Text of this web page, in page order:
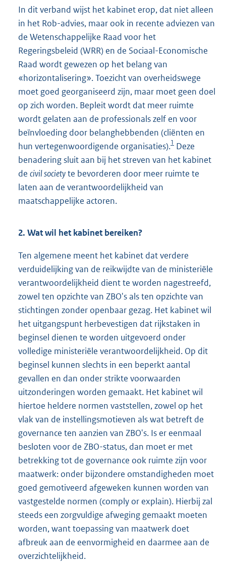
In dit verband wijst het kabinet erop, dat niet alleen
in het Rob-advies, maar ook in recente adviezen van
de Wetenschappelijke Raad voor het
Regeringsbeleid (WRR) en de Sociaal-Economische
Raad wordt gewezen op het belang van
«horizontalisering». Toezicht van overheidswege
moet goed georganiseerd zijn, maar moet geen doel
op zich worden. Bepleit wordt dat meer ruimte
wordt gelaten aan de professionals zelf en voor
beïnvloeding door belanghebbenden (cliënten en
hun vertegenwoordigende organisaties).1 Deze
benadering sluit aan bij het streven van het kabinet
de civil societyte bevorderen door meer ruimte te
laten aan de verantwoordelijkheid van
maatschappelijke actoren.
2. Wat wil het kabinet bereiken?
Ten algemene meent het kabinet dat verdere
verduidelijking van de reikwijdte van de ministeriële
verantwoordelijkheid dient te worden nagestreefd,
zowel ten opzichte van ZBO's als ten opzichte van
stichtingen zonder openbaar gezag. Het kabinet wil
het uitgangspunt herbevestigen dat rijkstaken in
beginsel dienen te worden uitgevoerd onder
volledige ministeriële verantwoordelijkheid. Op dit
beginsel kunnen slechts in een beperkt aantal
gevallen en dan onder strikte voorwaarden
uitzonderingen worden gemaakt. Het kabinet wil
hiertoe heldere normen vaststellen, zowel op het
vlak van de instellingsmotieven als wat betreft de
governance ten aanzien van ZBO's. Is er eenmaal
besloten voor de ZBO-status, dan moet er met
betrekking tot de governance ook ruimte zijn voor
maatwerk: onder bijzondere omstandigheden moet
goed gemotiveerd afgeweken kunnen worden van
vastgestelde normen (comply or explain). Hierbij zal
steeds een zorgvuldige afweging gemaakt moeten
worden, want toepassing van maatwerk doet
afbreuk aan de eenvormigheid en daarmee aan de
overzichtelijkheid.